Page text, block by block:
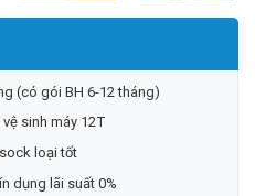
(có gói BH 6-12 tháng)
sinh máy 12T
loại tốt
dụng lãi suất 0%